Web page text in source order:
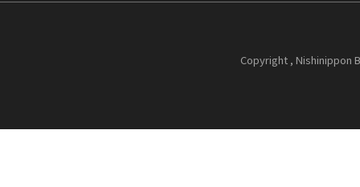
Copyright , Nishinippon